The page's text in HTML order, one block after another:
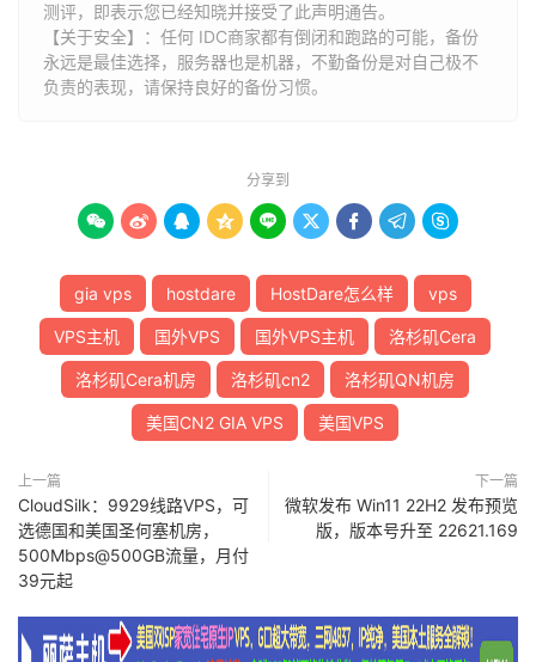
测评，即表示您已经知晓并接受了此声明通告。
【关于安全】：任何 IDC商家都有倒闭和跑路的可能，备份
永远是最佳选择，服务器也是机器，不勤备份是对自己极不
负责的表现，请保持良好的备份习惯。
分享到
        
gia vps hostdare HostDare怎么样 vps
VPS主机 国外VPS 国外VPS主机 洛杉矶Cera
洛杉矶Cera机房 洛杉矶cn2 洛杉矶QN机房
美国CN2 GIA VPS 美国VPS
上一篇
CloudSilk：9929线路VPS，可
选德国和美国圣何塞机房，
500Mbps@500GB流量，月付
39元起
下一篇
微软发布 Win11 22H2 发布预览
版，版本号升至 22621.169